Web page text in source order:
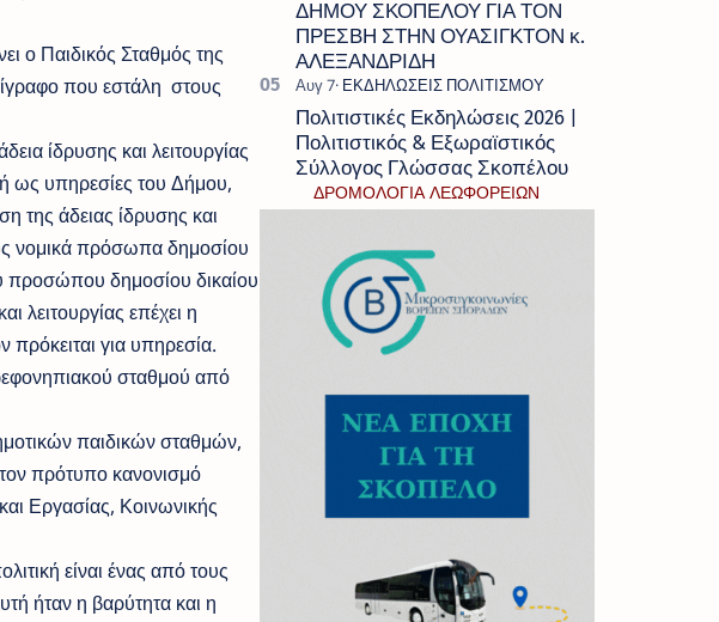
ο Παιδικός Σταθμός της
που εστάλη στους
ίδρυσης και λειτουργίας
ως υπηρεσίες του Δήμου,
άδειας ίδρυσης και
νομικά πρόσωπα δημοσίου
προσώπου δημοσίου δικαίου
λειτουργίας επέχει η
για υπηρεσία.
σταθμού από
παιδικών σταθμών,
πρότυπο κανονισμό
Εργασίας, Κοινωνικής
είναι ένας από τους
ήταν η βαρύτητα και η
ΔΗΜΟΥ ΣΚΟΠΕΛΟΥ ΓΙΑ ΤΟΝ
ΠΡΕΣΒΗ ΣΤΗΝ ΟΥΑΣΙΓΚΤΟΝ κ.
ΑΛΕΞΑΝΔΡΙΔΗ
Πολιτιστικές Εκδηλώσεις 2026 |
Πολιτιστικός & Εξωραϊστικός
Σύλλογος Γλώσσας Σκοπέλου
ΔΡΟΜΟΛΟΓΙΑ ΛΕΩΦΟΡΕΙΩΝ